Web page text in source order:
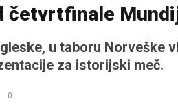
četvrtfinale
u taboru Norveške
za istorijski meč.
0